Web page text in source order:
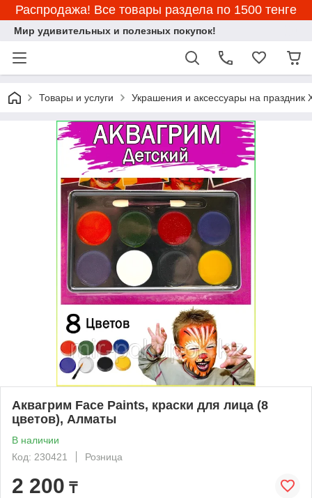
Распродажа! Все товары раздела по 1500 тенге
Мир удивительных и полезных покупок!
Товары и услуги Украшения и аксессуары на праздник
Аквагрим Face Paints, краски для лица (8
цветов), Алматы
В наличии
Код: 230421
Розница
2 200 ₸